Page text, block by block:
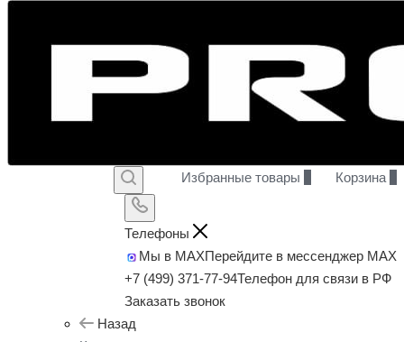
Избранные товары Корзина
Телефоны
Мы в MAXПерейдите в мессенджер MAX
+7 (499) 371-77-94Телефон для связи в РФ
Заказать звонок
Назад